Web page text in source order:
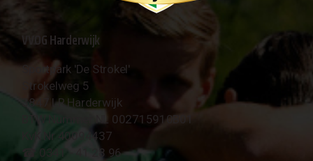
VVOG Harderwijk
Sportpark 'De Strokel'
Strokelweg 5
3847 LR Harderwijk
BTW Nummer NL 002715910B01
KvK Nr 40094437
☎︎ 0341 - 41 28 96